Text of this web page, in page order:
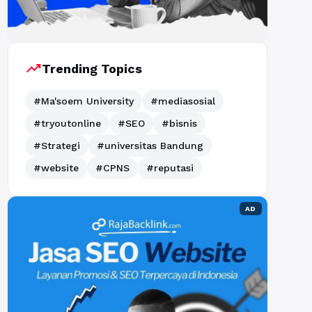
trending_upTrending Topics
#Ma'soem University
#mediasosial
#tryoutonline
#SEO
#bisnis
#Strategi
#universitas Bandung
#website
#CPNS #reputasi
AD